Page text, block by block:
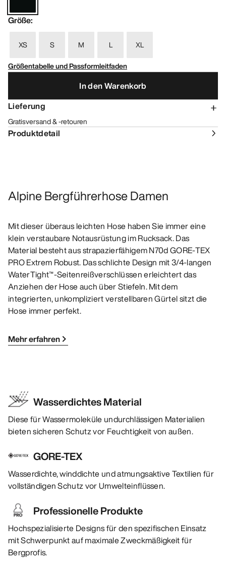
Größe:
XS S M L
XL
Größentabelle und Passformleitfaden
In den Warenkorb
Lieferung
Gratisversand & -retouren
Produktdetail
Alpine Bergführerhose Damen
Mit dieser überaus leichten Hose haben Sie immer eine
klein verstaubare Notausrüstung im Rucksack. Das
Material besteht aus strapazierfähigem N70d GORE-TEX
PRO Extrem Robust. Das schlichte Design mit 3/4-langen
WaterTight™-Seitenreißverschlüssen erleichtert das
Anziehen der Hose auch über Stiefeln. Mit dem
integrierten, unkompliziert verstellbaren Gürtel sitzt die
Hose immer perfekt.
Mehr erfahren
Wasserdichtes Material
Diese für Wassermoleküle undurchlässigen Materialien
bieten sicheren Schutz vor Feuchtigkeit von außen.
GORE-TEX
Wasserdichte, winddichte und atmungsaktive Textilien für
vollständigen Schutz vor Umwelteinflüssen.
Professionelle Produkte
Hochspezialisierte Designs für den spezifischen Einsatz
mit Schwerpunkt auf maximale Zweckmäßigkeit für
Bergprofis.